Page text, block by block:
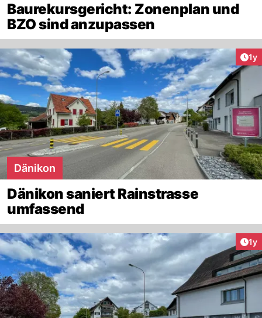
Baurekursgericht: Zonenplan und
BZO sind anzupassen
1y
Dänikon
Dänikon saniert Rainstrasse
umfassend
1y